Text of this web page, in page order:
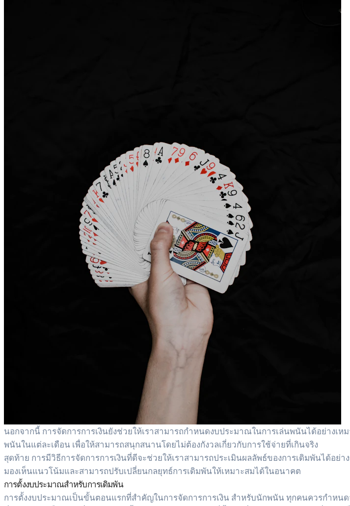
นอกจากนี้ การจัดการการเงินยังช่วยให้เราสามารถกำหนดงบประมาณในการเล่นพนันได้อย่าง
พนันในแต่ละเดือน เพื่อให้สามารถสนุกสนานโดยไม่ต้องกังวลเกี่ยวกับการใช้จ่ายที่เกินจริง
สุดท้าย การมีวิธีการจัดการการเงินที่ดีจะช่วยให้เราสามารถประเมินผลลัพธ์ของการเดิมพันได้อย่
มองเห็นแนวโน้มและสามารถปรับเปลี่ยนกลยุทธ์การเดิมพันให้เหมาะสมได้ในอนาคต
การตั้งงบประมาณสำหรับการเดิมพัน
การตั้งงบประมาณเป็นขั้นตอนแรกที่สำคัญในการจัดการการเงิน สำหรับนักพนัน ทุกคนควรกำหน